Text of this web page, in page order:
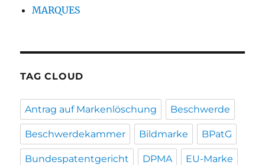
MARQUES
TAG CLOUD
Antrag auf Markenlöschung Beschwerde
Beschwerdekammer Bildmarke BPatG
Bundespatentgericht DPMA EU-Marke